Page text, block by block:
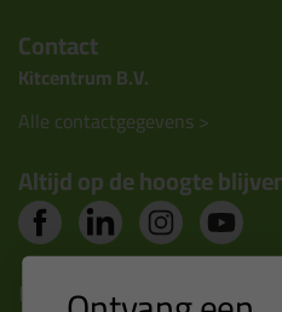
Contact
Kitcentrum B.V.
Alle contactgegevens >
Altijd op de hoogte
Nieuws, tips en exclusieve